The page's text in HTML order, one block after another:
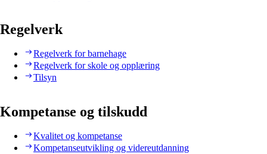
Regelverk
Regelverk for barnehage
Regelverk for skole og opplæring
Tilsyn
Kompetanse og tilskudd
Kvalitet og kompetanse
Kompetanseutvikling og videreutdanning